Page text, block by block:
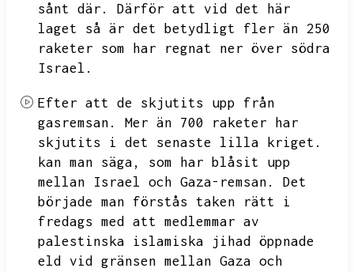
sånt där.
Därför att vid det här
laget så är det betydligt fler än 250
raketer som har regnat ner över södra
Israel.
Efter att de skjutits upp från
gasremsan.
Mer än 700 raketer har
skjutits i det senaste lilla kriget.
kan man säga,
som har blåsit upp
mellan Israel och Gaza-remsan.
Det
började man förstås taken rätt i
fredags med att medlemmar av
palestinska islamiska jihad öppnade
eld vid gränsen mellan Gaza och